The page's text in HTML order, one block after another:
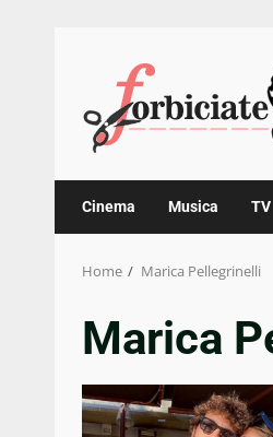
content
Cinema Musica TV
Home Marica Pellegrinelli
Marica